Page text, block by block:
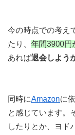
今の時点での考え
たり、 年間3900円
あれば退会しよう
同時にAmazonに
と感じています。
したりとか、ヨド